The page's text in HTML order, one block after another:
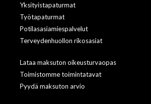
Yksityistapaturmat
Työtapaturmat
Potilasasiamiespalvelut
Terveydenhuollon rikosasiat
Lataa maksuton oikeusturvaopas
Toimistomme toimintatavat
Pyydä maksuton arvio